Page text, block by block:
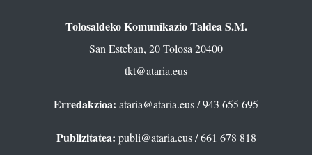
Tolosaldeko Komunikazio Taldea S.M.
San Esteban, 20 Tolosa 20400
tkt@ataria.eus
Erredakzioa: ataria@ataria.eus/ 943 655 695
Publizitatea: publi@ataria.eus/ 661 678 818